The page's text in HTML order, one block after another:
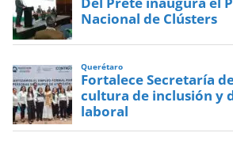
Nacional de Clústers
Querétaro
Fortalece Secretaría
cultura de inclusión y
laboral